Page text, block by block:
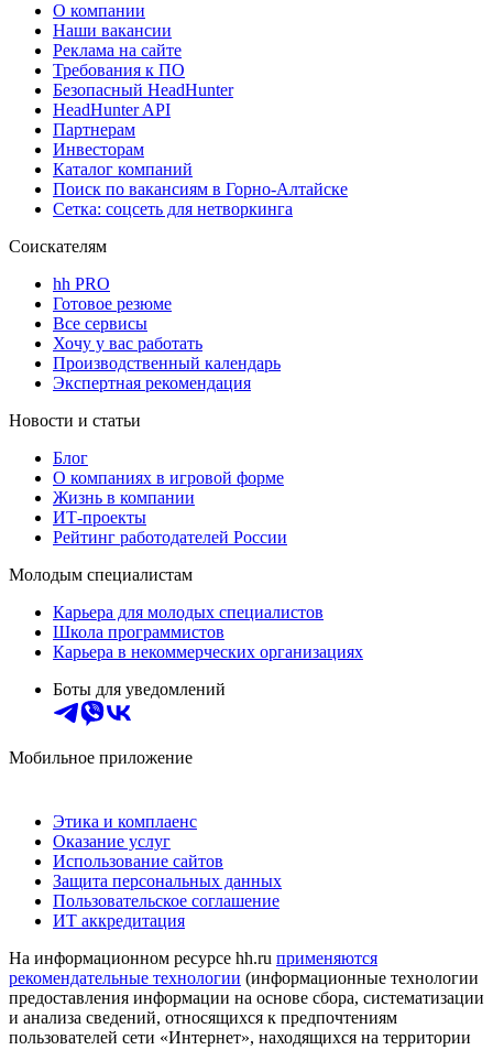
О компании
Наши вакансии
Реклама на сайте
Требования к ПО
Безопасный HeadHunter
HeadHunter API
Партнерам
Инвесторам
Каталог компаний
Поиск по вакансиям в Горно-Алтайске
Сетка: соцсеть для нетворкинга
Соискателям
hh PRO
Готовое резюме
Все сервисы
Хочу у вас работать
Производственный календарь
Экспертная рекомендация
Новости и статьи
Блог
О компаниях в игровой форме
Жизнь в компании
ИТ-проекты
Рейтинг работодателей России
Молодым специалистам
Карьера для молодых специалистов
Школа программистов
Карьера в некоммерческих организациях
Боты для уведомлений
Мобильное приложение
Этика и комплаенс
Оказание услуг
Использование сайтов
Защита персональных данных
Пользовательское соглашение
ИТ аккредитация
На информационном ресурсе hh.ru применяются
рекомендательные технологии (информационные технологии
предоставления информации на основе сбора, систематизации
и анализа сведений, относящихся к предпочтениям
пользователей сети «Интернет», находящихся на территории